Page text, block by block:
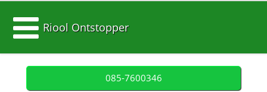
Riool Ontstopper
085-7600346